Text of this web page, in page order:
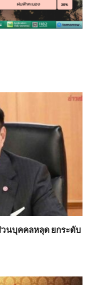
วนบุคคลหลุด ยกระดับ